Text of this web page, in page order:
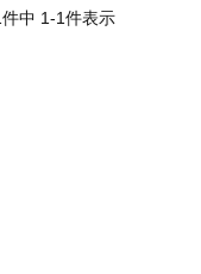
件中 1-1件表示